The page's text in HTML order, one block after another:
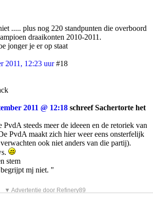
..... plus nog 220 standpunten die overboord
draaikonten 2010-2011.
jonger je er op staat
2011, 12:23 uur #18
2011 @ 12:18 schreef Sachertorte het
PvdA steeds meer de ideeen en de retoriek van
PvdA maakt zich hier weer eens onsterfelijk
ook niet anders van die partij).
stem
mj niet. "
▼ Advertentie door Refinery89